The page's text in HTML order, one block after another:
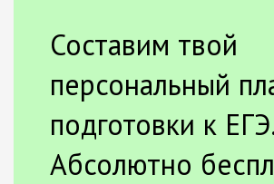
Составим твой
персональный
подготовки к
Абсолютно